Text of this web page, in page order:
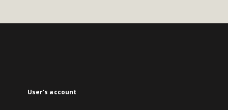
User's account